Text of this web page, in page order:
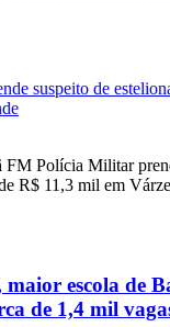
FM Polícia Militar
R$ 11,3 mil em
maior escola de
de 1,4 mil